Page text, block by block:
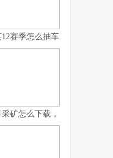
光之匙
赛季怎么抽车，资深玩家的
海滨的坐标与意义
矿怎么下载，资深玩家的完